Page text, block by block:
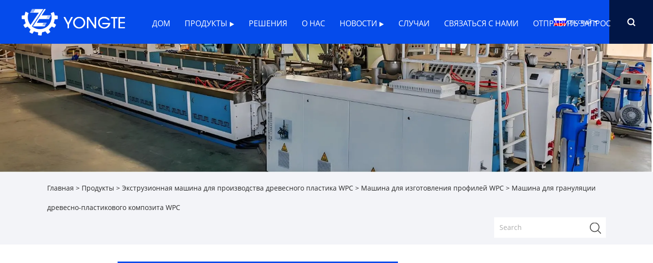
ДОМ ПРОДУКТЫ РЕШЕНИЯ О НАС НОВОСТИ СЛУЧАИ СВЯЗАТЬСЯ С НАМИ ОТПРАВИТЬ ЗАПРОС
русский
Главная > Продукты > Экструзионная машина для производства древесного пластика WPC > Машина для изготовления профилей WPC > Машина для грануляции
древесно-пластикового композита WPC